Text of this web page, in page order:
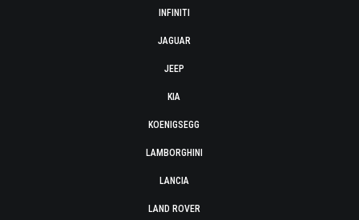
INFINITI
JAGUAR
JEEP
KIA
KOENIGSEGG
LAMBORGHINI
LANCIA
LAND ROVER